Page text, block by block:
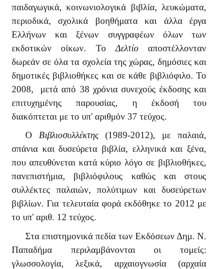
παιδαγωγικά, κοινωνιολογικά βιβλία, λευκώματα,
περιοδικά, σχολικά βοηθήματα και άλλα έργα
Ελλήνων και ξένων συγγραφέων όλων των
εκδοτικών οίκων. ΤοΔελτίο αποστέλλονταν
δωρεάν σε όλα τα σχολεία της χώρας, δημόσιες και
δημοτικές βιβλιοθήκες και σε κάθε βιβλιόφιλο. Το
2008, μετά από 38 χρόνια συνεχούς έκδοσης και
επιτυχημένης παρουσίας, η έκδοσή του
διακόπτεται με το υπ' αριθμόν 37 τεύχος.
Ο Βιβλιοσυλλέκτης
(1989-2012), με παλαιά,
σπάνια και δυσεύρετα βιβλία, ελληνικά και ξένα,
που απευθύνεται κατά κύριο λόγο σε βιβλιοθήκες,
πανεπιστήμια, βιβλιόφιλους καθώς και στους
συλλέκτες παλαιών, πολύτιμων και δυσεύρετων
βιβλίων. Για τελευταία φορά εκδόθηκε το 2012 με
το υπ' αριθ. 12 τεύχος.
Στα επιστημονικά πεδία των Εκδόσεων Δημ. Ν.
Παπαδήμα περιλαμβάνονται οι τομείς:
γλωσσολογία, λεξικά, αρχαιογνωσία (αρχαία